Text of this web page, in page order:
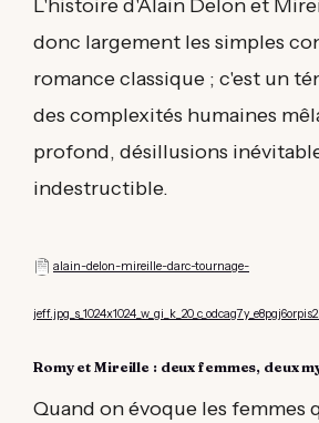
L'histoire d'Alain Delon et
donc largement les simples
romance classique ; c'est un
des complexités humaines
profond, désillusions
indestructible.
delon-
tournage-
alain-delon-mireille-darc-tournage-
Romy et Mireille : deux femmes, deux
Quand on évoque les femmes